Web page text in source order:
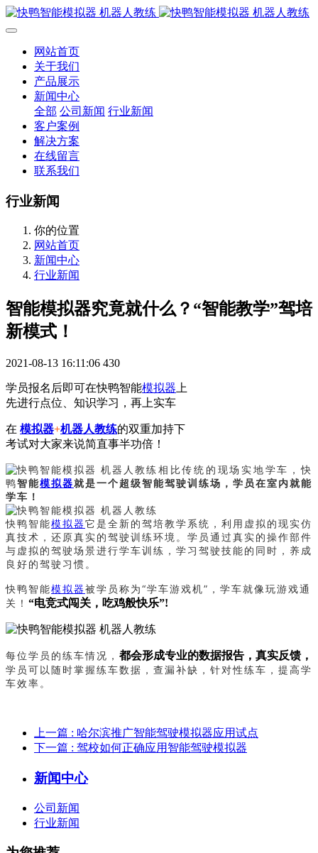
网站首页
关于我们
产品展示
新闻中心
全部 公司新闻 行业新闻
客户案例
解决方案
在线留言
联系我们
行业新闻
你的位置
网站首页
新闻中心
行业新闻
智能模拟器究竟就什么？“智能教学”驾培
新模式！
2021-08-13 16:11:06 430
学员报名后即可在快鸭智能模拟器 上
先进行点位、知识学习，再上实车
在 模拟器+机器人教练的双重加持下
考试对大家来说简直事半功倍！
相比传统的现场实地学车，快
鸭智能模拟器就是一个超级智能驾驶训练场，学员在室内就能
学车！
快鸭智能模拟器它是全新的驾培教学系统，利用虚拟的现实仿
真技术，还原真实的驾驶训练环境。学员通过真实的操作部件
与虚拟的驾驶场景进行学车训练，学习驾驶技能的同时，养成
良好的驾驶习惯。
快鸭智能模拟器被学员称为“学车游戏机”，学车就像玩游戏通
关！ “电竞式闯关，吃鸡般快乐”!
每位学员的练车情况， 都会形成专业的数据报告，真实反馈，
学员可以随时掌握练车数据，查漏补缺，针对性练车，提高学
车效率。
上一篇 : 哈尔滨推广智能驾驶模拟器应用试点
下一篇 : 驾校如何正确应用智能驾驶模拟器
新闻中心
公司新闻
行业新闻